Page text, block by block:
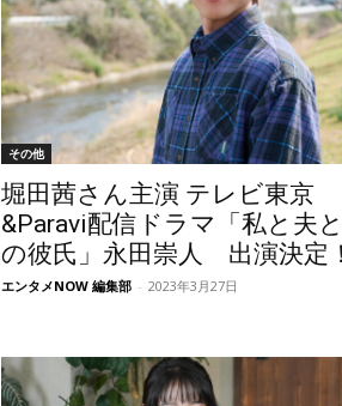
その他
堀田茜さん主演 テレビ東京
&Paravi配信ドラマ「私と夫
の彼氏」永田崇人 出演決定！
エンタメNOW 編集部 - 2023年3月27日